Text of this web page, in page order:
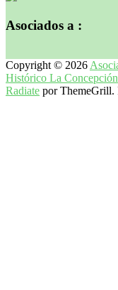
Asociados a :
Copyright © 2026
Histórico La Concepción
Radiate por ThemeGrill.